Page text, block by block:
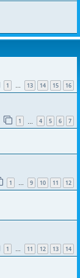
1 … 13 14 15 16
1 4 5 6 7
1 … 9 10 11 12
1 … 11 12 13 14